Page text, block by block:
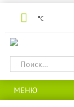
°С
МЕНЮ